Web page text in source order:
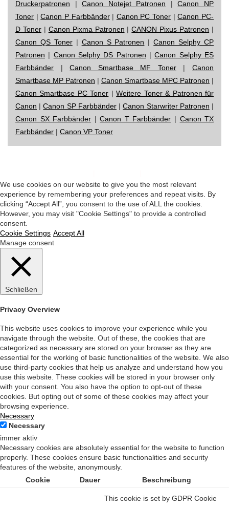
Druckerpatronen |Canon Notejet Patronen |Canon NP
Toner |Canon P Farbbänder| Canon PC Toner |Canon PC-
D Toner| Canon Pixma Patronen |CANON Pixus Patronen |
Canon QS Toner| Canon S Patronen |Canon Selphy CP
Patronen | Canon Selphy DS Patronen |Canon Selphy ES
Farbbänder |Canon Smartbase MF Toner|Canon
Smartbase MP Patronen | Canon Smartbase MPC Patronen |
Canon Smartbase PC Toner |Weitere Toner & Patronen für
Canon |Canon SP Farbbänder|Canon Starwriter Patronen |
Canon SX Farbbänder |Canon T Farbbänder | Canon TX
Farbbänder | Canon VP Toner
We use cookies on our website to give you the most relevant
experience by remembering your preferences and repeat visits. By
clicking “Accept All”, you consent to the use of ALL the cookies.
However, you may visit "Cookie Settings" to provide a controlled
consent.
Cookie Settings Accept All
Manage consent
Schließen
Privacy Overview
This website uses cookies to improve your experience while you
navigate through the website. Out of these, the cookies that are
categorized as necessary are stored on your browser as they are
essential for the working of basic functionalities of the website. We also
use third-party cookies that help us analyze and understand how you
use this website. These cookies will be stored in your browser only
with your consent. You also have the option to opt-out of these
cookies. But opting out of some of these cookies may affect your
browsing experience.
Necessary
Necessary
immer aktiv
Necessary cookies are absolutely essential for the website to function
properly. These cookies ensure basic functionalities and security
features of the website, anonymously.
Cookie
Dauer Beschreibung
This cookie is set by GDPR Cookie